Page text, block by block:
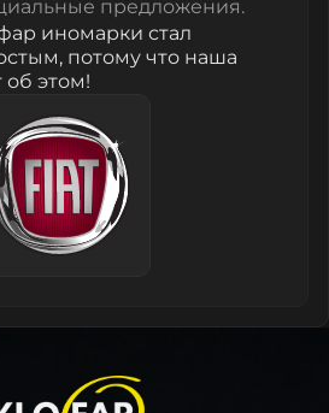
предложения.
иномарки стал
потому что наша
об этом!